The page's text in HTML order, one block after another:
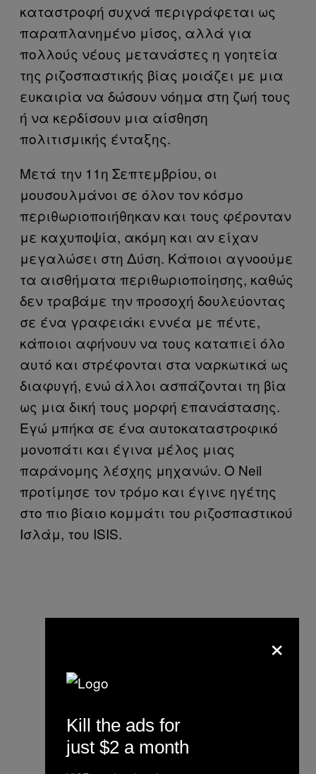
καταστροφή συχνά περιγράφεται ως
παραπλανημένο μίσος, αλλά για
πολλούς νέους μετανάστες η γοητεία
της ριζοσπαστικής βίας μοιάζει με μια
ευκαιρία να δώσουν νόημα στη ζωή τους
ή να κερδίσουν μια αίσθηση
πολιτισμικής ένταξης.
Μετά την 11η Σεπτεμβρίου, οι
μουσουλμάνοι σε όλον τον κόσμο
περιθωριοποιήθηκαν και τους φέρονταν
με καχυποψία, ακόμη και αν είχαν
μεγαλώσει στη Δύση. Κάποιοι αγνοούμε
τα αισθήματα περιθωριοποίησης, καθώς
δεν τραβάμε την προσοχή δουλεύοντας
σε ένα γραφειάκι εννέα με πέντε,
κάποιοι αφήνουν να τους καταπιεί όλο
αυτό και στρέφονται στα ναρκωτικά ως
διαφυγή, ενώ άλλοι ασπάζονται τη βία
ως μια δική τους μορφή επανάστασης.
Εγώ μπήκα σε ένα αυτοκαταστροφικό
μονοπάτι και έγινα μέλος μιας
παράνομης λέσχης μηχανών. Ο Neil
προτίμησε τον τρόμο και έγινε ηγέτης
στο πιο βίαιο κομμάτι του ριζοσπαστικού
Ισλάμ, του ISIS.
×
Kill the ads for
just $2 a month